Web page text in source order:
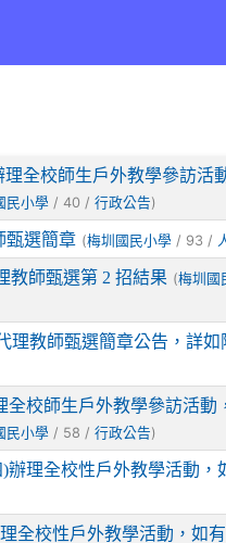
全校師生戶外教學參訪活
民小學 / 40 /行政公告)
甄選簡章 (梅圳國民小學 / 93 /
教師甄選第 2 招結果 (梅圳國
理教師甄選簡章公告，詳如
全校師生戶外教學參訪活動
民小學 / 58 /行政公告)
辦理全校性戶外教學活動，
全校性戶外教學活動，如